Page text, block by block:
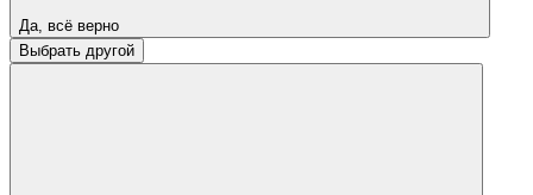
Да, всё верно
Выбрать другой